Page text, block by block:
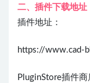
二、 插件下载地址
插件地址：
https://www.cad-
PluginStore插件商